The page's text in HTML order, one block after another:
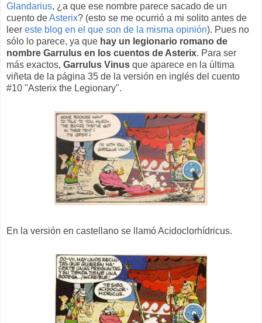
Glandarius, ¿a que ese nombre parece sacado de un
cuento deAsterix? (esto se me ocurrió a mi solito antes de
leer este blog en el que son de la misma opinión). Pues no
sólo lo parece, ya que hay un legionario romano de
nombre Garrulus en los cuentos de Asterix. Para ser
más exactos, Garrulus Vinus que aparece en la última
viñeta de la página 35 de la versión en inglés del cuento
#10 "Asterix the Legionary".
En la versión en castellano se llamó Acidoclorhídricus.